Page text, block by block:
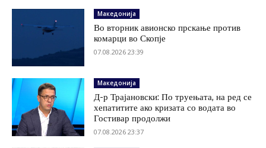
Македонија
Во вторник авионско прскање против
комарци во Скопје
07.08.2026 23:39
Македонија
Д-р Трајановски: По труењата, на ред се
хепатитите ако кризата со водата во
Гостивар продолжи
07.08.2026 23:37